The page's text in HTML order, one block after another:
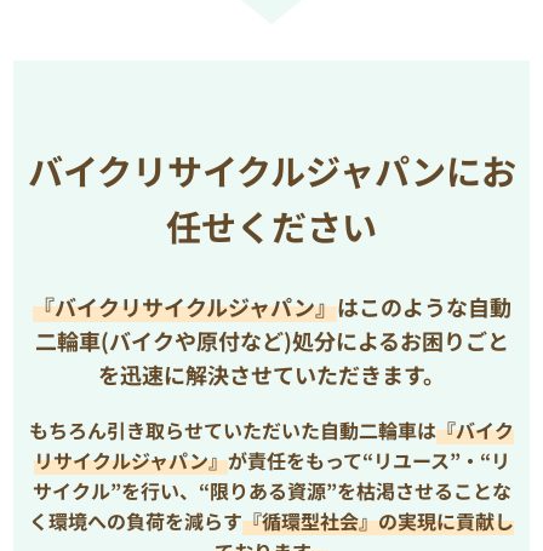
バイクリサイクルジャパンにお
任せください
『バイクリサイクルジャパン』はこのような自動
二輪車(バイクや原付など)処分によるお困りごと
を迅速に解決させていただきます。
もちろん引き取らせていただいた自動二輪車は『バイク
リサイクルジャパン』が責任をもって“リユース”・“リ
サイクル”を行い、 “限りある資源”を枯渇させることな
く環境への負荷を減らす『循環型社会』の実現に貢献し